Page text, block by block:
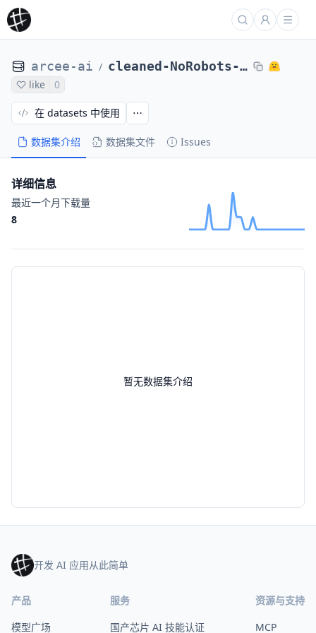
arcee-ai / cleaned-NoRobots-AceGPT.13B.Chat-DPO
like 0
数据集介绍 数据集文件 Issues
在 datasets 中使用
暂无数据集介绍
详细信息
最近一个月下载量
8
开发 AI 应用从此简单
产品
模型广场
服务
国产芯片 AI 技能认证
资源与支持
MCP